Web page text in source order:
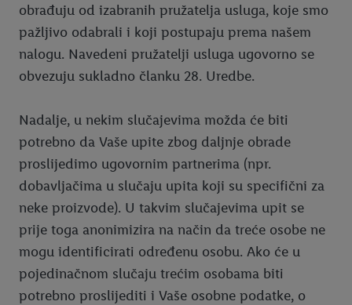
obrađuju od izabranih pružatelja usluga, koje smo
pažljivo odabrali i koji postupaju prema našem
nalogu. Navedeni pružatelji usluga ugovorno se
obvezuju sukladno članku 28. Uredbe.
Nadalje, u nekim slučajevima možda će biti
potrebno da Vaše upite zbog daljnje obrade
proslijedimo ugovornim partnerima (npr.
dobavljačima u slučaju upita koji su specifični za
neke proizvode). U takvim slučajevima upit se
prije toga anonimizira na način da treće osobe ne
mogu identificirati određenu osobu. Ako će u
pojedinačnom slučaju trećim osobama biti
potrebno proslijediti i Vaše osobne podatke, o